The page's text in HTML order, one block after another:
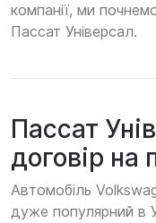
компанії, ми
Пассат Універсал.
Пассат
договір на
Автомобіль
дуже популярний в